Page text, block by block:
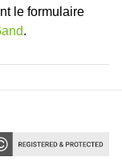
le formulaire
.